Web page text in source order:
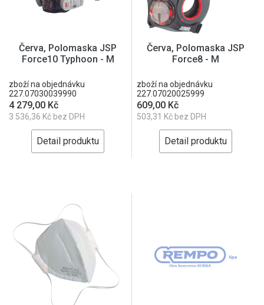
Červa, Polomaska JSP
Force10 Typhoon - M
zboží na objednávku
227.07030039990
4 279,00 Kč
3 536,36 Kč bez DPH
Detail produktu
Červa, Polomaska JSP
Force8 - M
zboží na objednávku
227.07020025999
609,00 Kč
503,31 Kč bez DPH
Detail produktu